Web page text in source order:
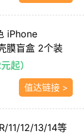
iPhone
膜盲盒 2个装
起）
值达链接 >
11/12/13/14等